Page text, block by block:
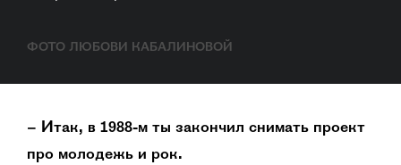
ФОТО ЛЮБОВИ КАБАЛИНОВОЙ
– Итак, в 1988-м ты закончил снимать проект
про молодежь и рок.